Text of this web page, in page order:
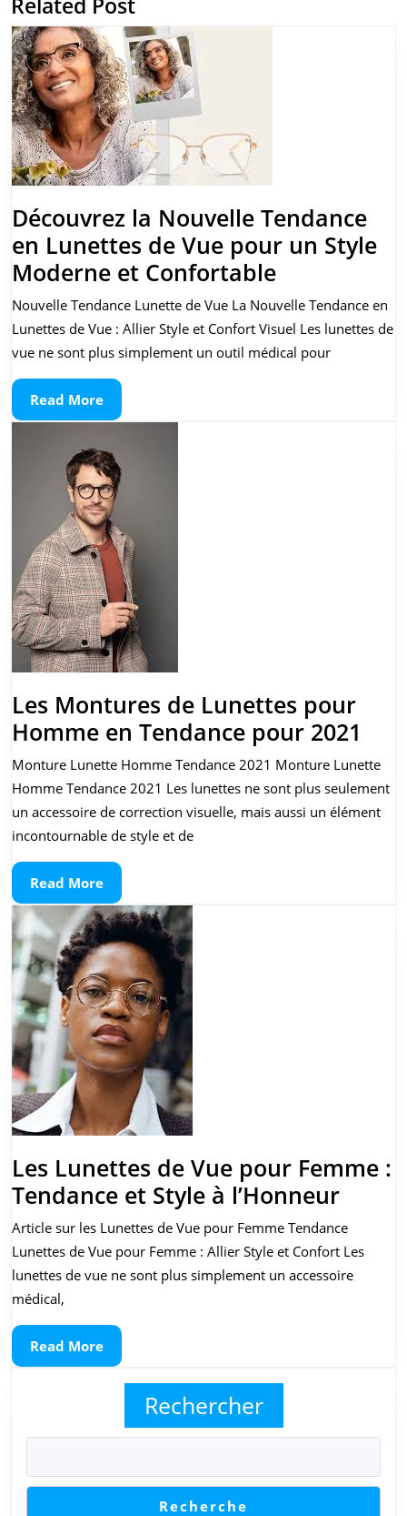
post:
post:
Découvrez la Nouvelle Tendance
en Lunettes de Vue pour un Style
Moderne et ConfortableDécouvrez
la
Nouvelle
Tendance
Nouvelle Tendance Lunette de Vue La Nouvelle Tendance en
Lunettes de Vue : Allier Style et Confort Visuel Les lunettes de
vue ne sont plus simplement un outil médical pour
Read MoreRead
More
Les Montures de Lunettes pour
Homme en Tendance pour 2021
de
Monture Lunette Homme Tendance 2021 Monture Lunette
Homme Tendance 2021 Les lunettes ne sont plus seulement
un accessoire de correction visuelle, mais aussi un élément
incontournable de style et de
Read MoreRead
More
Les Lunettes de Vue pour Femme :
Tendance et Style à l’HonneurLes
de
Vue
Style
Article sur les Lunettes de Vue pour Femme Tendance
Lunettes de Vue pour Femme : Allier Style et Confort Les
lunettes de vue ne sont plus simplement un accessoire
médical,
Read MoreRead
More
Rechercher
Recherche